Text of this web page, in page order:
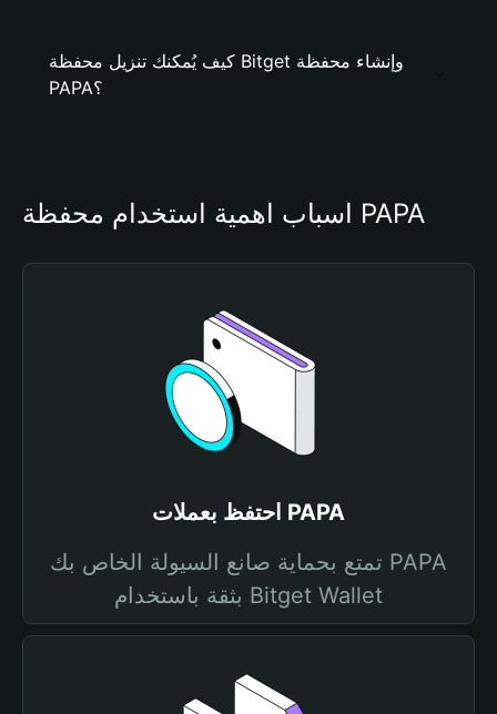
كيف يُمكنك تنزيل محفظة Bitget وإنشاء محفظة
PAPA؟
أسباب أهمية استخدام محفظة PAPA
احتفظ بعملات PAPA
تمتع بحماية صانع السيولة الخاص بك PAPA
بثقة باستخدام Bitget Wallet